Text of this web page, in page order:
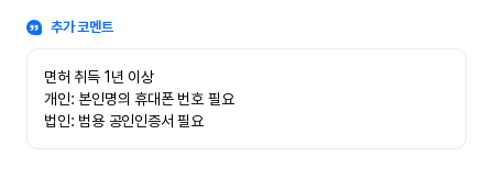
추가 코멘트
면허 취득 1년 이상
개인: 본인명의 휴대폰 번호 필요
법인: 범용 공인인증서 필요